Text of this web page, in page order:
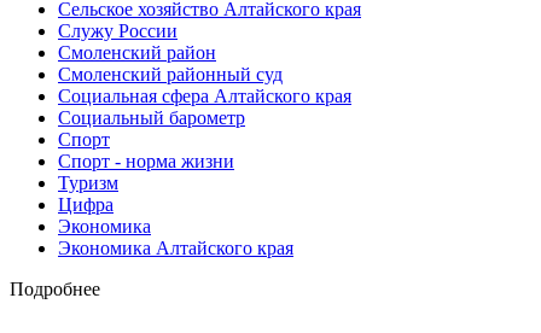
Сельское хозяйство Алтайского края
Служу России
Смоленский район
Смоленский районный суд
Социальная сфера Алтайского края
Социальный барометр
Спорт
Спорт - норма жизни
Туризм
Цифра
Экономика
Экономика Алтайского края
Подробнее